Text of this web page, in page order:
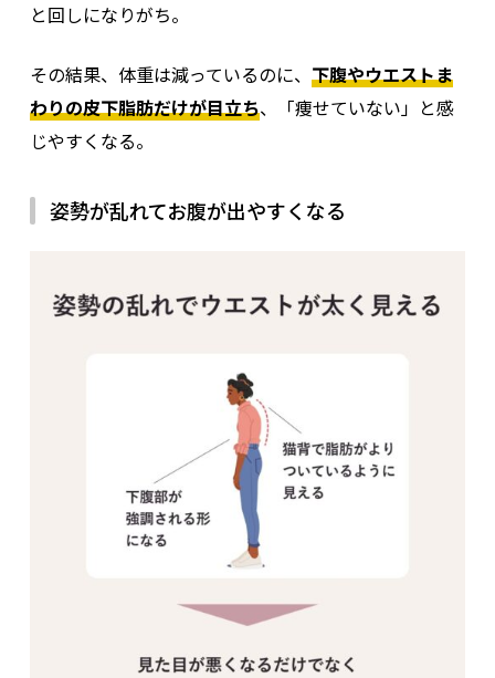
と回しになりがち。
その結果、体重は減っているのに、 下腹やウエストま
わりの皮下脂肪だけが目立ち、「痩せていない」と感
じやすくなる。
姿勢が乱れてお腹が出やすくなる